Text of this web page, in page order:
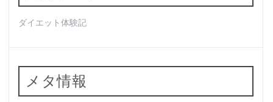
ダイエット体験記
メタ情報